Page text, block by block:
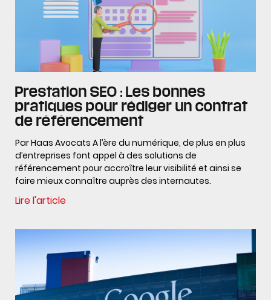
Prestation SEO : Les bonnes
pratiques pour rédiger un contrat
de référencement
Par Haas Avocats A l’ère du numérique, de plus en plus
d’entreprises font appel à des solutions de
référencement pour accroître leur visibilité et ainsi se
faire mieux connaître auprès des internautes.
Lire l'article